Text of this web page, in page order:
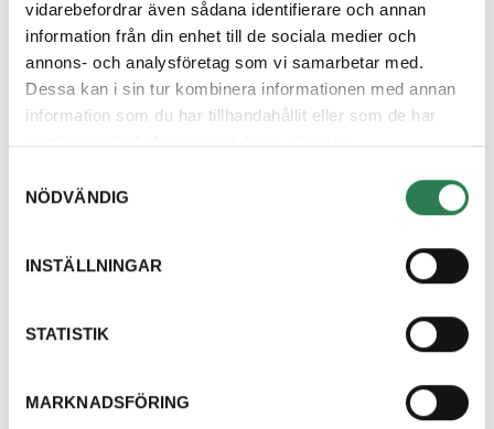
vidarebefordrar även sådana identifierare och annan
information från din enhet till de sociala medier och
annons- och analysföretag som vi samarbetar med.
Dessa kan i sin tur kombinera informationen med annan
information som du har tillhandahållit eller som de har
samlat in när du har använt deras tjänster.
NÖDVÄNDIG
INSTÄLLNINGAR
STATISTIK
MARKNADSFÖRING